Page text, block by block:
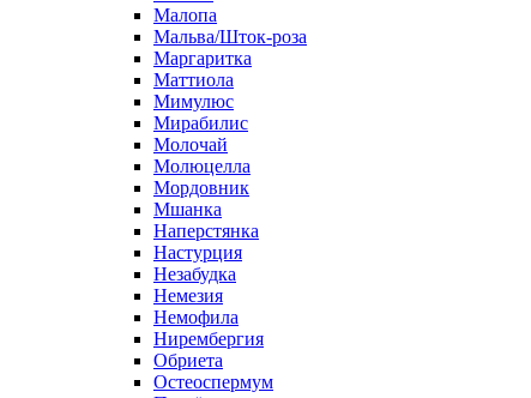
Малопа
Мальва/Шток-роза
Маргаритка
Маттиола
Мимулюс
Мирабилис
Молочай
Молюцелла
Мордовник
Мшанка
Наперстянка
Настурция
Незабудка
Немезия
Немофила
Нирембергия
Обриета
Остеоспермум